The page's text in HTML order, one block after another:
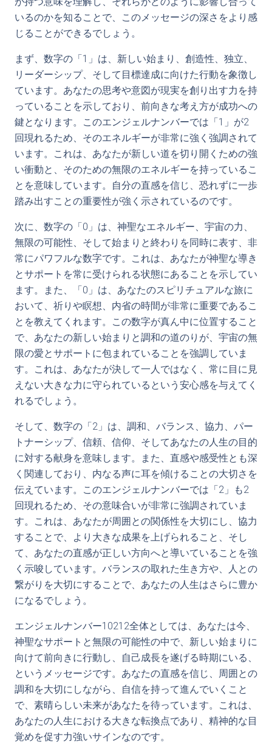
いるのかを知ることで、このメッセージの深さをより感
じることができるでしょう。
まず、数字の「1」は、新しい始まり、創造性、独立、
リーダーシップ、そして目標達成に向けた行動を象徴し
ています。あなたの思考や意図が現実を創り出す力を持
っていることを示しており、前向きな考え方が成功への
鍵となります。このエンジェルナンバーでは「1」が2
回現れるため、そのエネルギーが非常に強く強調されて
います。これは、あなたが新しい道を切り開くための強
い衝動と、そのための無限のエネルギーを持っているこ
とを意味しています。自分の直感を信じ、恐れずに一歩
踏み出すことの重要性が強く示されているのです。
次に、数字の「0」は、神聖なエネルギー、宇宙の力、
無限の可能性、そして始まりと終わりを同時に表す、非
常にパワフルな数字です。これは、あなたが神聖な導き
とサポートを常に受けられる状態にあることを示してい
ます。また、「0」は、あなたのスピリチュアルな旅に
おいて、祈りや瞑想、内省の時間が非常に重要であるこ
とを教えてくれます。この数字が真ん中に位置すること
で、あなたの新しい始まりと調和の道のりが、宇宙の無
限の愛とサポートに包まれていることを強調していま
す。これは、あなたが決して一人ではなく、常に目に見
えない大きな力に守られているという安心感を与えてく
れるでしょう。
そして、数字の「2」は、調和、バランス、協力、パー
トナーシップ、信頼、信仰、そしてあなたの人生の目的
に対する献身を意味します。また、直感や感受性とも深
く関連しており、内なる声に耳を傾けることの大切さを
伝えています。このエンジェルナンバーでは「2」も2
回現れるため、その意味合いが非常に強調されていま
す。これは、あなたが周囲との関係性を大切にし、協力
することで、より大きな成果を上げられること、そし
て、あなたの直感が正しい方向へと導いていることを強
く示唆しています。バランスの取れた生き方や、人との
繋がりを大切にすることで、あなたの人生はさらに豊か
になるでしょう。
エンジェルナンバー10212全体としては、あなたは今、
神聖なサポートと無限の可能性の中で、新しい始まりに
向けて前向きに行動し、自己成長を遂げる時期にいる、
というメッセージです。あなたの直感を信じ、周囲との
調和を大切にしながら、自信を持って進んでいくこと
で、素晴らしい未来があなたを待っています。これは、
あなたの人生における大きな転換点であり、精神的な目
覚めを促す力強いサインなのです。